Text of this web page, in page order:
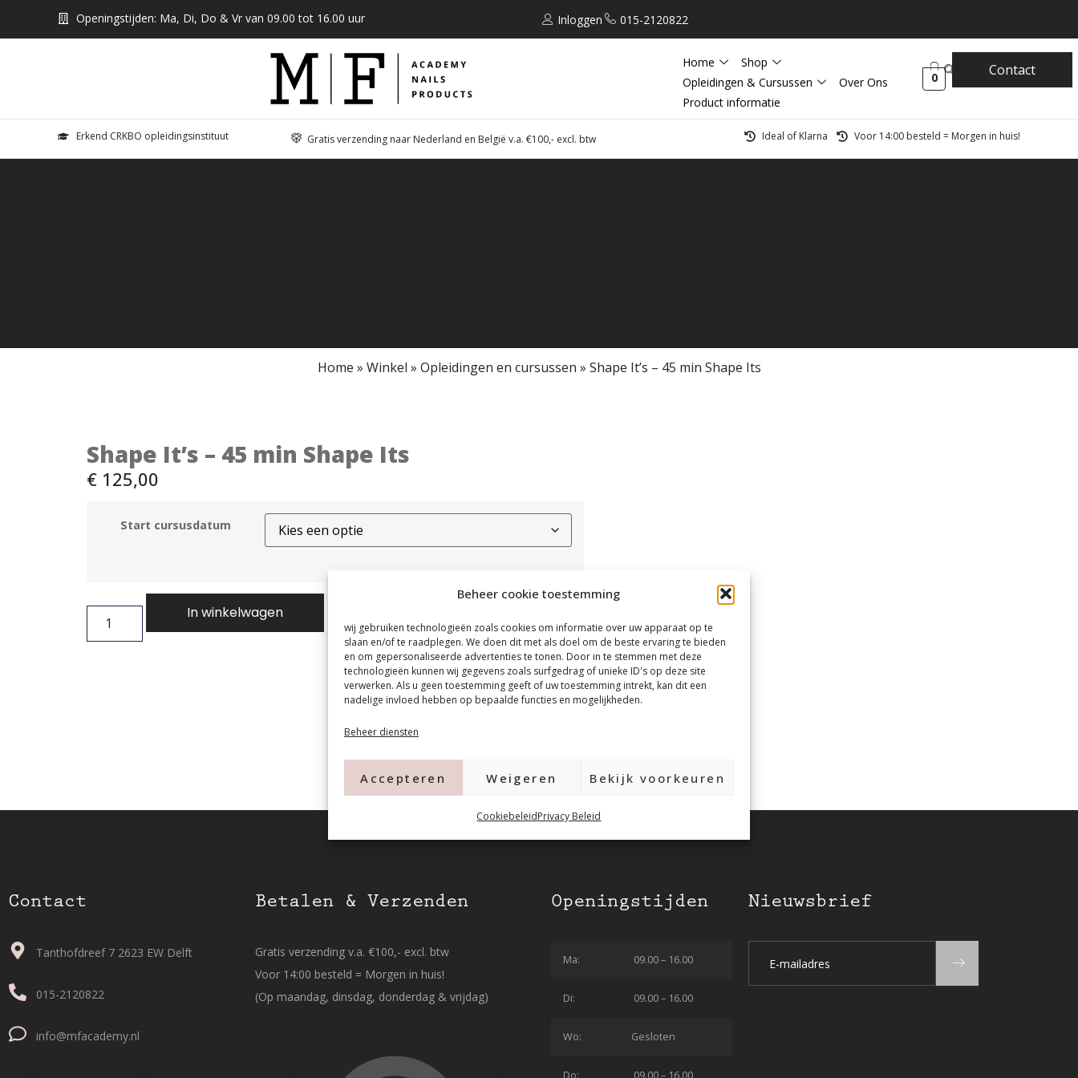
Beheer cookie toestemming
wij gebruiken technologieën zoals cookies om informatie over uw apparaat op te
slaan en/of te raadplegen. We doen dit met als doel om de beste ervaring te bieden
en om gepersonaliseerde advertenties te tonen. Door in te stemmen met deze
technologieën kunnen wij gegevens zoals surfgedrag of unieke ID's op deze site
verwerken. Als u geen toestemming geeft of uw toestemming intrekt, kan dit een
nadelige invloed hebben op bepaalde functies en mogelijkheden.
Beheer diensten
Accepteren Weigeren Bekijk voorkeuren
CookiebeleidPrivacy Beleid
Openingstijden: Ma, Di, Do & Vr van 09.00 tot 16.00 uur Inloggen 015-2120822
Home
Shop
Opleidingen & Cursussen
Over Ons
Product informatie
0 Contact
Erkend CRKBO opleidingsinstituut Gratis verzending naar Nederland en België v.a. €100,- excl. btw Ideal of Klarna Voor 14:00 besteld = Morgen in huis!
Home » Winkel » Opleidingen en cursussen » Shape It’s – 45 min Shape Its
Shape It’s – 45 min Shape Its
€125,00
Start cursusdatum
In winkelwagen
Contact
Tanthofdreef 7 2623 EW Delft
015-2120822
info@mfacademy.nl
Betalen & Verzenden
Gratis verzending v.a. €100,- excl. btw
Voor 14:00 besteld = Morgen in huis!
(Op maandag, dinsdag, donderdag & vrijdag)
Openingstijden
Ma: 09.00 – 16.00
Di: 09.00 – 16.00
Wo: Gesloten
Do: 09.00 – 16.00
Nieuwsbrief